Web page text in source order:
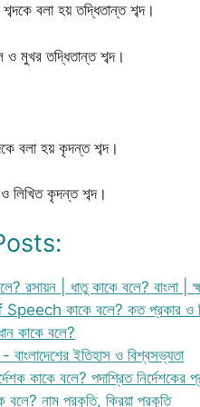
বলা হয় তদ্ধিতান্ত শব্দ।
মুখর তদ্ধিতান্ত শব্দ।
বলা হয় কৃদন্ত শব্দ।
লিখিত কৃদন্ত শব্দ।
রসায়ন | ধাতু কাকে বলে? বাংলা |
কাকে বলে? কত প্রকার ও
কাকে বলে?
বাংলাদেশের ইতিহাস ও বিশ্বসভ্যতা
কাকে বলে? পদাশ্রিত নির্দেশকের
বলে? নাম প্রকৃতি, ক্রিয়া প্রকৃতি